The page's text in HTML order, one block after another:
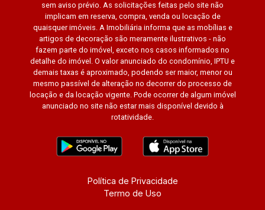
sem aviso prévio. As solicitações feitas pelo site não
implicam em reserva, compra, venda ou locação de
quaisquer imóveis. A Imobiliária informa que as mobílias e
artigos de decoração são meramente ilustrativos - não
fazem parte do imóvel, exceto nos casos informados no
detalhe do imóvel. O valor anunciado do condomínio, IPTU e
demais taxas é aproximado, podendo ser maior, menor ou
mesmo passível de alteração no decorrer do processo de
locação e da locação vigente. Pode ocorrer de algum imóvel
anunciado no site não estar mais disponível devido à
rotatividade.
Política de Privacidade
Termo de Uso